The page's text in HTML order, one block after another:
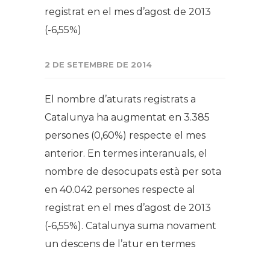
registrat en el mes d’agost de 2013
(-6,55%)
2 DE SETEMBRE DE 2014
El nombre d’aturats registrats a
Catalunya ha augmentat en 3.385
persones (0,60%) respecte el mes
anterior. En termes interanuals, el
nombre de desocupats està per sota
en 40.042 persones respecte al
registrat en el mes d’agost de 2013
(-6,55%). Catalunya suma novament
un descens de l’atur en termes